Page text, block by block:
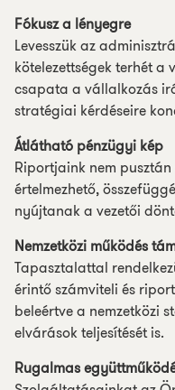
Fókusz a lényegre
Levesszük az
kötelezettségek terhét
csapata a vállalkozás
stratégiai kérdéseire
Átlátható pénzügyi kép
Riportjaink nem
értelmezhető,
nyújtanak a vezetői
Nemzetközi működés
Tapasztalattal
érintő számviteli és
beleértve a nemzetközi
elvárások teljesítését is.
Rugalmas